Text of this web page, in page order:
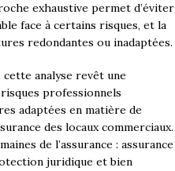
exhaustive permet d’éviter
face à certains risques, et la
redondantes ou inadaptées.
analyse revêt une
professionnels
adaptées en matière de
des locaux commerciaux.
de l’assurance : assurance
juridique et bien